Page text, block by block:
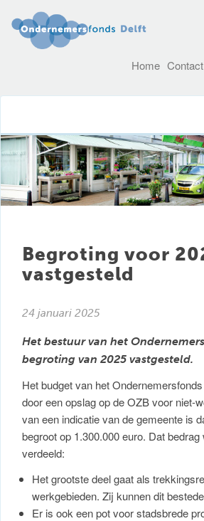
Home Contact
Begroting voor
vastgesteld
24 januari 2025
Het bestuur van het
begroting van 2025 vastgesteld.
Het budget van het
door een opslag op de OZB voor niet-
van een indicatie van de gemeente is
begroot op 1.300.000 euro. Dat
verdeeld:
Het grootste deel gaat als
werkgebieden. Zij kunnen dit
Er is ook een pot voor stadsbrede